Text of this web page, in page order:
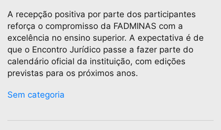
A recepção positiva por parte dos participantes
reforça o compromisso da FADMINAS com a
excelência no ensino superior. A expectativa é de
que o Encontro Jurídico passe a fazer parte do
calendário oficial da instituição, com edições
previstas para os próximos anos.
Sem categoria